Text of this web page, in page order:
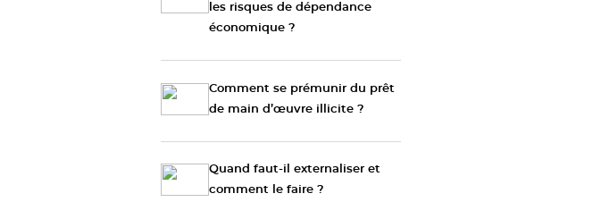
les risques de dépendance
économique ?
Comment se prémunir du prêt
de main d’œuvre illicite ?
Quand faut-il externaliser et
comment le faire ?